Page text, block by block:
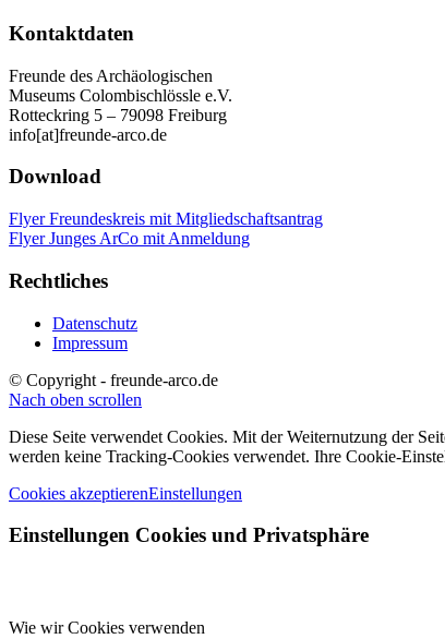
Kontaktdaten
Freunde des Archäologischen
Museums Colombischlössle e.V.
Rotteckring 5 – 79098 Freiburg
info[at]freunde-arco.de
Download
Flyer Freundeskreis mit Mitgliedschaftsantrag
Flyer Junges ArCo mit Anmeldung
Rechtliches
Datenschutz
Impressum
© Copyright - freunde-arco.de
Nach oben scrollen
Diese Seite verwendet Cookies. Mit der Weiternutzung der
werden keine Tracking-Cookies verwendet. Ihre Cookie-
Cookies akzeptierenEinstellungen
Einstellungen Cookies und Privatsphäre
Wie wir Cookies verwenden